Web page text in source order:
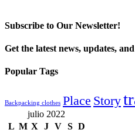
Subscribe to Our Newsletter!
Get the latest news, updates,
Popular Tags
Backpacking clothes Place Story
julio 2022
L M X J V S D